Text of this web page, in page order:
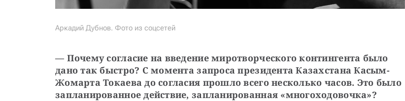
Аркадий Дубнов. Фото из соцсетей
— Почему согласие на введение миротворческого контингента было
дано так быстро? С момента запроса президента Казахстана Касым-
Жомарта Токаева до согласия прошло всего несколько часов. Это было
запланированное действие, запланированная «многоходовочка»?